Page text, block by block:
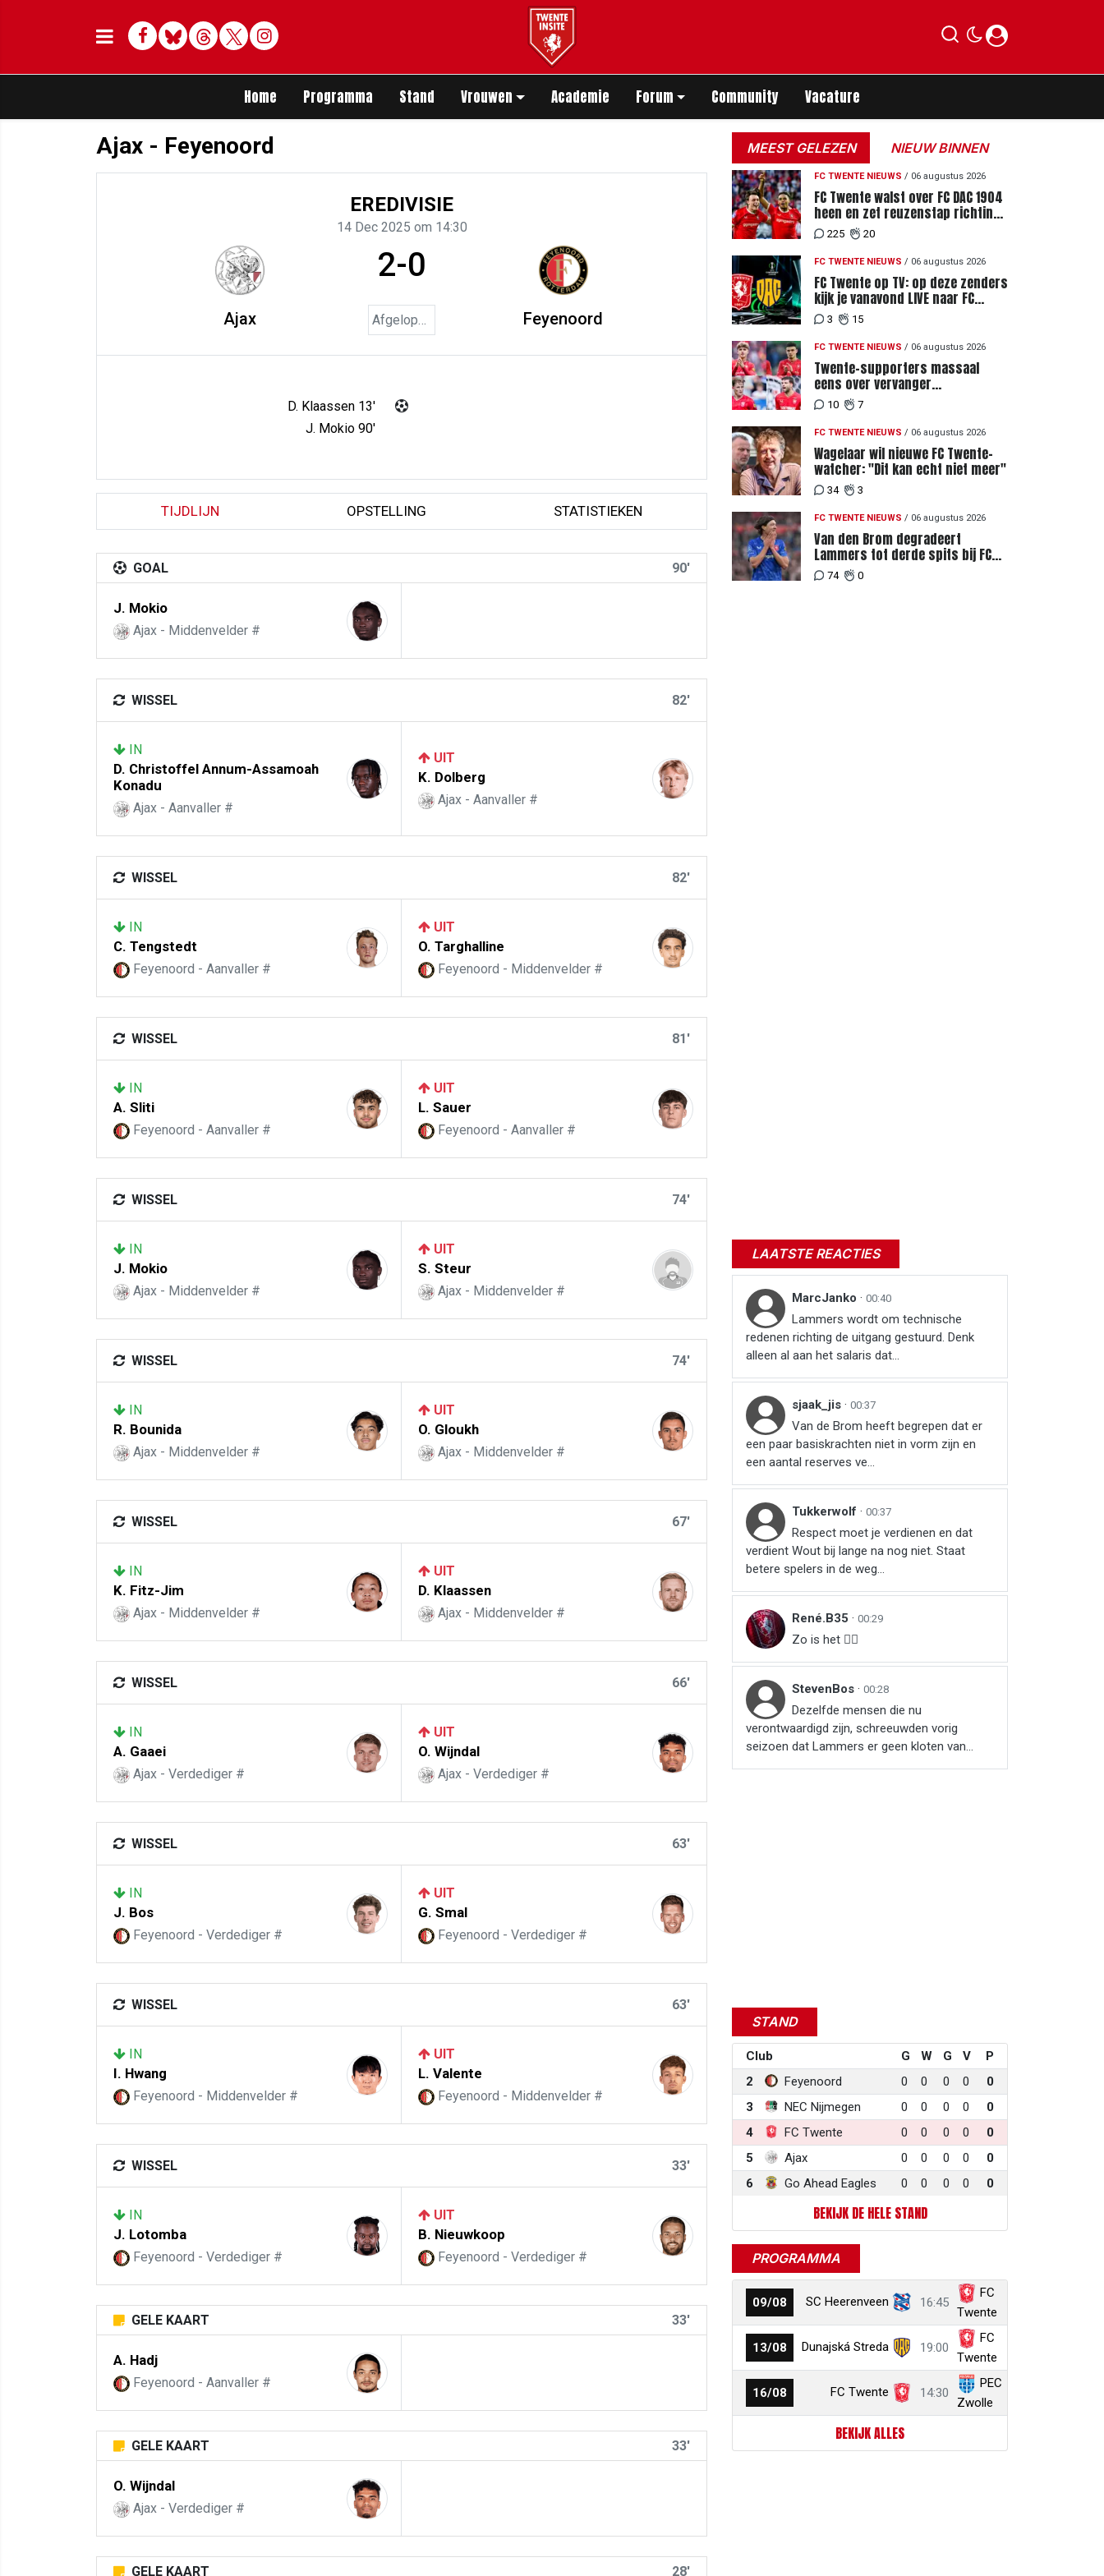
Facebook
BlueskyThreadsTwitterDelen op Whatsapp
Home Programma Stand Vrouwen Academie Forum Community Vacature
Ajax - Feyenoord
EREDIVISIE
14 Dec 2025 om 14:30
Ajax
2-0
Feyenoord
D. Klaassen 13'
J. Mokio 90'
TIJDLIJN OPSTELLING STATISTIEKEN
GOAL 90'
J. Mokio
Ajax - Middenvelder #
WISSEL 82'
IN
D. Christoffel Annum-Assamoah
Konadu
Ajax - Aanvaller #
UIT
K. Dolberg
Ajax - Aanvaller #
WISSEL 82'
IN
C. Tengstedt
Feyenoord - Aanvaller #
UIT
O. Targhalline
Feyenoord - Middenvelder #
WISSEL 81'
IN
A. Sliti
Feyenoord - Aanvaller #
UIT
L. Sauer
Feyenoord - Aanvaller #
WISSEL 74'
IN
J. Mokio
Ajax - Middenvelder #
UIT
S. Steur
Ajax - Middenvelder #
WISSEL 74'
IN
R. Bounida
Ajax - Middenvelder #
UIT
O. Gloukh
Ajax - Middenvelder #
WISSEL 67'
IN
K. Fitz-Jim
Ajax - Middenvelder #
UIT
D. Klaassen
Ajax - Middenvelder #
WISSEL 66'
IN
A. Gaaei
Ajax - Verdediger #
UIT
O. Wijndal
Ajax - Verdediger #
WISSEL 63'
IN
J. Bos
Feyenoord - Verdediger #
UIT
G. Smal
Feyenoord - Verdediger #
WISSEL 63'
IN
I. Hwang
Feyenoord - Middenvelder #
UIT
L. Valente
Feyenoord - Middenvelder #
WISSEL 33'
IN
J. Lotomba
Feyenoord - Verdediger #
UIT
B. Nieuwkoop
Feyenoord - Verdediger #
GELE KAART 33'
A. Hadj
Feyenoord - Aanvaller #
GELE KAART 33'
O. Wijndal
Ajax - Verdediger #
GELE KAART 28'
MEEST GELEZEN NIEUW BINNEN
FC TWENTE NIEUWS / 06 augustus 2026
FC Twente walst over FC DAC 1904
heen en zet reuzenstap richting
de play-offs
225 20
FC TWENTE NIEUWS / 06 augustus 2026
FC Twente op TV: op deze zenders
kijk je vanavond LIVE naar FC
Twente - FC DAC 04
3 15
FC TWENTE NIEUWS / 06 augustus 2026
Twente-supporters massaal
eens over vervanger
geblesseerde Lemkin tegen FC
DAC 04
10 7
FC TWENTE NIEUWS / 06 augustus 2026
Wagelaar wil nieuwe FC Twente-
watcher: "Dit kan echt niet meer"
34 3
FC TWENTE NIEUWS / 06 augustus 2026
Van den Brom degradeert
Lammers tot derde spits bij FC
Twente
74 0
LAATSTE REACTIES
MarcJanko · 00:40
Lammers wordt om technische
redenen richting de uitgang gestuurd. Denk
alleen al aan het salaris dat...
sjaak_jis · 00:37
Van de Brom heeft begrepen dat er
een paar basiskrachten niet in vorm zijn en
een aantal reserves ve...
Tukkerwolf · 00:37
Respect moet je verdienen en dat
verdient Wout bij lange na nog niet. Staat
betere spelers in de weg...
René.B35 · 00:29
Zo is het 👌🏻
StevenBos · 00:28
Dezelfde mensen die nu
verontwaardigd zijn, schreeuwden vorig
seizoen dat Lammers er geen kloten van...
STAND
Club G W G V
P
2
Feyenoord 0 0 0 0
0
3
NEC Nijmegen 0 0 0 0
0
4
FC Twente 0 0 0 0
0
5
Ajax 0 0 0 0
0
6
Go Ahead Eagles 0 0 0 0 0
BEKIJK DE HELE STAND
PROGRAMMA
09/08 SC Heerenveen 16:45
FC
Twente
13/08 Dunajská Streda 19:00
FC
Twente
16/08 FC Twente 14:30
PEC
Zwolle
BEKIJK ALLES